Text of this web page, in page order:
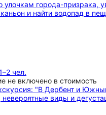
улочкам города-призрака,
и найти водопад в
чел.
не включено в стоимость